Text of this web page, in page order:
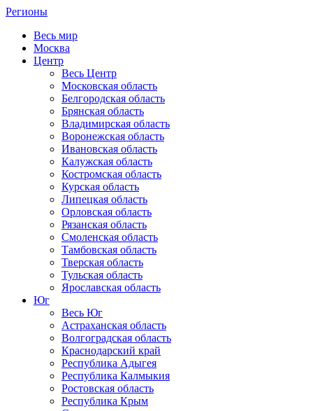
Регионы
Весь мир
Москва
Центр
Весь Центр
Московская область
Белгородская область
Брянская область
Владимирская область
Воронежская область
Ивановская область
Калужская область
Костромская область
Курская область
Липецкая область
Орловская область
Рязанская область
Смоленская область
Тамбовская область
Тверская область
Тульская область
Ярославская область
Юг
Весь Юг
Астраханская область
Волгоградская область
Краснодарский край
Республика Адыгея
Республика Калмыкия
Ростовская область
Республика Крым